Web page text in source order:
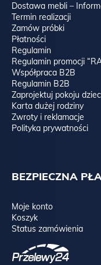
Dostawa mebli –
Termin realizacji
Zamów próbki
Płatności
Regulamin
Regulamin promocji
Współpraca B2B
Regulamin B2B
Zaprojektuj pokoju
Karta dużej rodziny
Zwroty i reklamacje
Polityka prywatności
BEZPIECZNA
Moje konto
Koszyk
Status zamówienia